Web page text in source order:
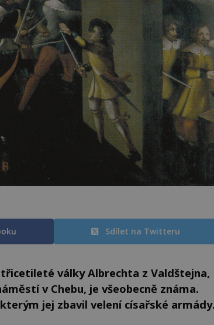
Sdílet na Twitteru
války Albrechta z Valdštejna,
v Chebu, je všeobecně známa.
jej zbavil velení císařské armády.